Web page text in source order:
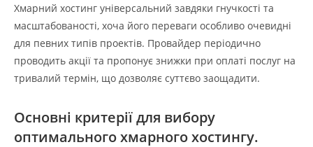
Хмарний хостинг універсальний завдяки гнучкості та
масштабованості, хоча його переваги особливо очевидні
для певних типів проектів. Провайдер періодично
проводить акції та пропонує знижки при оплаті послуг на
тривалий термін, що дозволяє суттєво заощадити.
Основні критерії для вибору
оптимального хмарного хостингу.